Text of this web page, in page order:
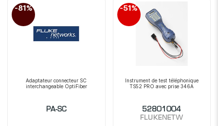
Adaptateur connecteur SC
interchangeable OptiFiber
PA-SC
-81%
Instrument de test téléphonique
TS52 PRO avec prise 346A
52801004
FLUKENETW
-51%